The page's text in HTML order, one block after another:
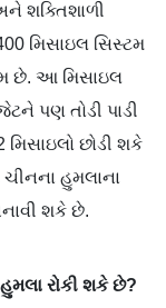
શક્તિશાળી
મિસાઇલ સિસ્ટમ
છે. આ મિસાઇલ
પણ તોડી પાડી
છોડી શકે
હુમલાના
શકે છે.
રોકી શકે છે?